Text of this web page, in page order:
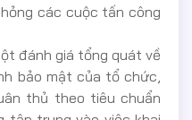
các cuộc tấn công
đánh giá tổng quát về
bảo mật của tổ chức,
thủ theo tiêu chuẩn